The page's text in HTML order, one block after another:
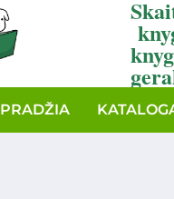
PRADŽIA